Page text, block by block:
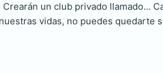
un club privado llamado...
vidas, no puedes quedarte